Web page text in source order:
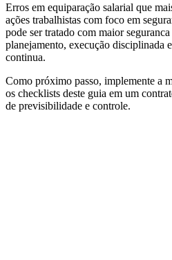
Erros em equiparação salarial que
ações trabalhistas com foco em
pode ser tratado com maior
planejamento, execução disciplinada
continua.
Como próximo passo, implemente a
os checklists deste guia em um
de previsibilidade e controle.